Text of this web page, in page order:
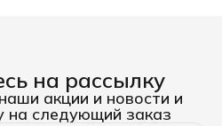
на рассылку
акции и новости и
на следующий заказ